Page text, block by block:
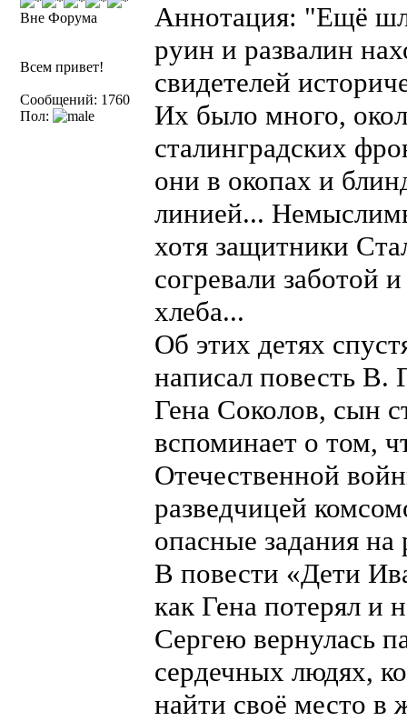
Вне Форума
Всем привет!
Сообщений: 1760
Пол:
Аннотация: "Ещё
руин и развалин
свидетелей
Их было много,
сталинградских
они в окопах и
линией...
хотя защитники
согревали заботой
хлеба...
Об этих детях
написал повесть
Гена Соколов, сын
вспоминает о том,
Отечественной
разведчицей
опасные задания на
В повести «Дети
как Гена потерял и
Сергею вернулась
сердечных людях,
найти своё место в